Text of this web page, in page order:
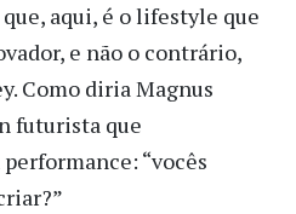
aqui, é o lifestyle que
e não o contrário,
Como diria Magnus
futurista que
“vocês